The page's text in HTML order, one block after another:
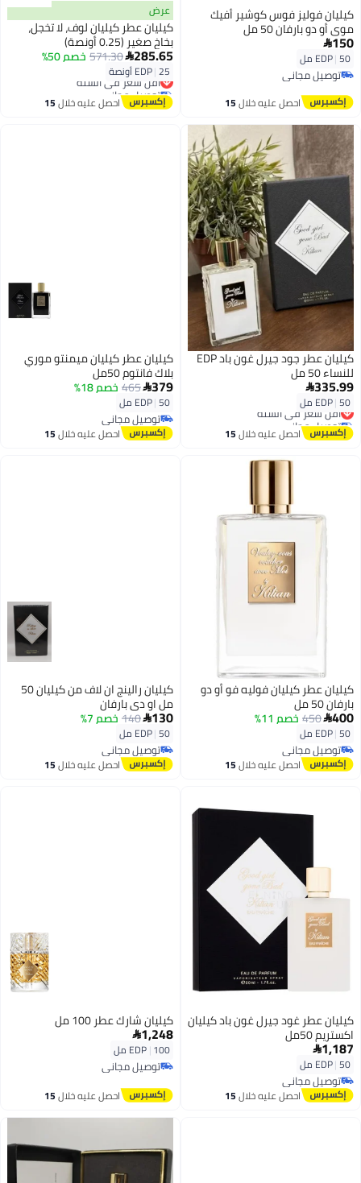
كيليان فوليز فوس كوشير أفيك
موي أو دو بارفان 50 مل
150
EDP|50 مل
توصيل مجاني
توصيل مجاني
احصل عليه خلال15
عرض
كيليان عطر كيليان لوف، لا تخجل،
بخاخ صغير (0.25 أونصة)
285.65
571.30خصم 50%
EDP|25 أونصةأقل سعر في السنة
توصيل مجاني
أقل سعر في السنة
احصل عليه خلال15
كيليان عطر جود جيرل غون باد EDP
للنساء 50 مل
335.99
EDP|50 ملأقل سعر في السنة
توصيل مجاني
أقل سعر في السنة
احصل عليه خلال15
كيليان عطر كيليان ميمنتو موري
بلاك فانتوم 50مل
379
465 خصم 18%
EDP|50 مل
توصيل مجاني
توصيل مجانياحصل عليه خلال15
كيليان عطر كيليان فوليه فو أو دو
بارفان 50 مل
400
450خصم 11%
EDP|50 مل
توصيل مجاني
توصيل مجانياحصل عليه خلال15
كيليان رالينج ان لاف من كيليان 50
مل او دي بارفان
130
140خصم 7%
EDP|50 مل
توصيل مجاني
توصيل مجانياحصل عليه خلال15
كيليان عطر غود جيرل غون باد كيليان
اكستريم 50مل
1,187
EDP|50 مل
توصيل مجاني
توصيل مجانياحصل عليه خلال15
كيليان شارك عطر 100 مل
1,248
EDP|100 مل
توصيل مجاني
توصيل مجاني
احصل عليه خلال15